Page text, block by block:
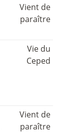
Vient de
paraître
Vie du
Ceped
Vient de
paraître